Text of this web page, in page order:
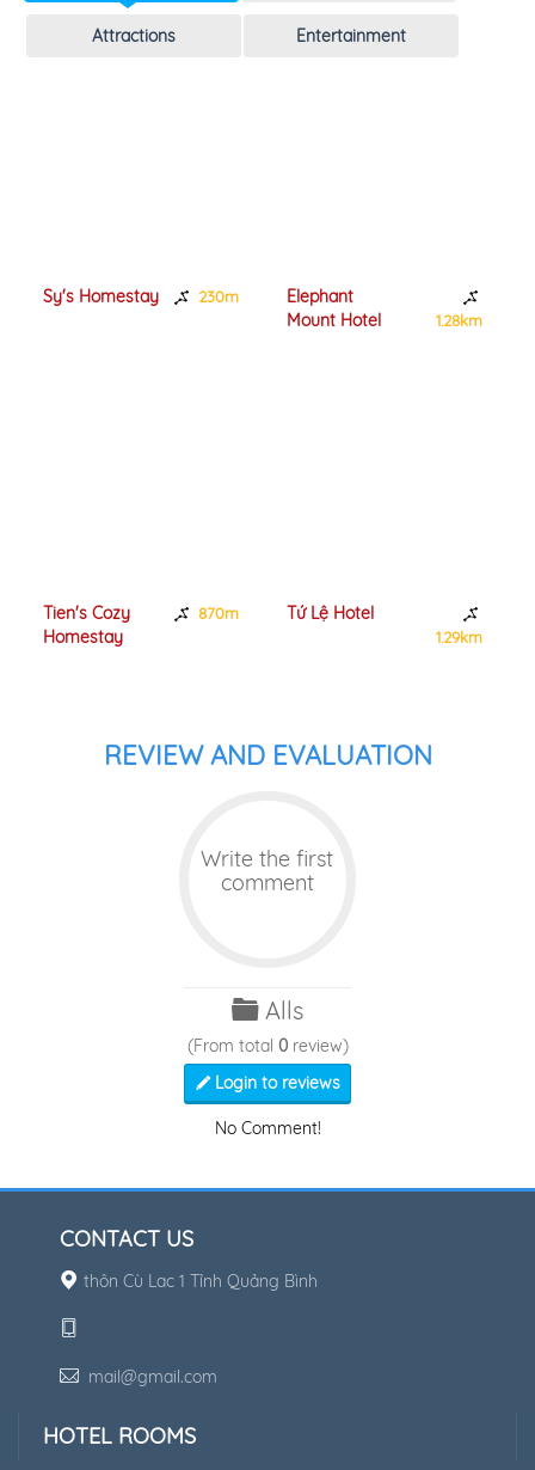
Attractions Entertainment
Sy's Homestay 230m
Tien's Cozy
Homestay
870m
Elephant
Mount Hotel
1.28km
Tứ Lệ Hotel
1.29km
REVIEW AND EVALUATION
Write the first
comment
Alls
(From total 0review)
Login to reviews
No Comment!
CONTACT US
thôn Cù Lac 1 Tỉnh Quảng Bình
mail@gmail.com
HOTEL ROOMS